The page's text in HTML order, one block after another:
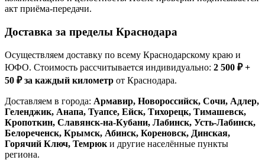
акт приёма-передачи.
Доставка за пределы Краснодара
Осуществляем доставку по всему Краснодарскому краю и
ЮФО. Стоимость рассчитывается индивидуально: 2 500 ₽ +
50 ₽ за каждый километр от Краснодара.
Доставляем в города: Армавир, Новороссийск, Сочи, Адлер,
Геленджик, Анапа, Туапсе, Ейск, Тихорецк, Тимашевск,
Кропоткин, Славянск-на-Кубани, Лабинск, Усть-Лабинск,
Белореченск, Крымск, Абинск, Кореновск, Динская,
Горячий Ключ, Темрюк и другие населённые пункты
региона.